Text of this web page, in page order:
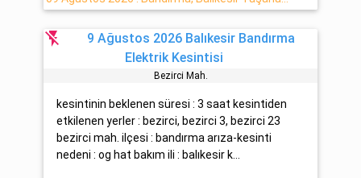
flash_off
9 Ağustos 2026 Balıkesir Bandırma
Elektrik Kesintisi
Bezi̇rci̇ Mah.
kesintinin beklenen süresi : 3 saat kesintiden
etkilenen yerler : bezirci, bezirci 3, bezirci 23
bezirci mah. ilçesi : bandırma arıza-kesinti
nedeni : og hat bakım ili : balıkesir k...